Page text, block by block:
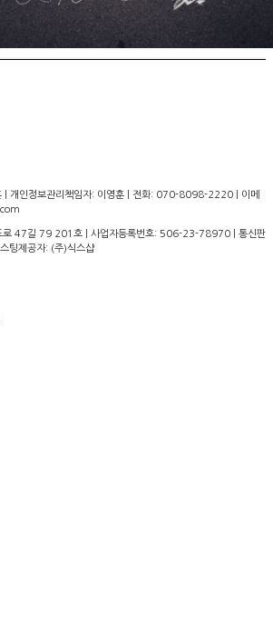
| 개인정보관리책임자: 이영훈 | 전화: 070-8098-2220 | 이메
로 47길 79 201호 | 사업자등록번호: 506-23-78970 | 통신판
스팅제공자: (주)식스샵